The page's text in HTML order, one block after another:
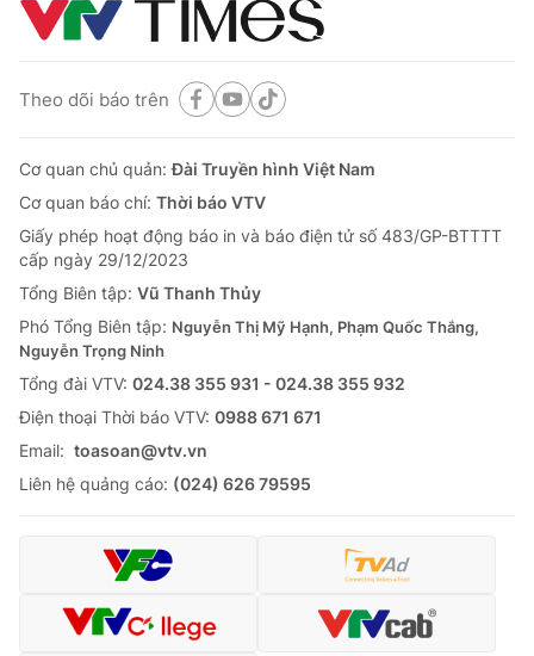
Theo dõi báo trên
Cơ quan chủ quản:Đài Truyền hình Việt Nam
Cơ quan báo chí: Thời báo VTV
Giấy phép hoạt động báo in và báo điện tử số 483/GP-BTTTT
cấp ngày 29/12/2023
Tổng Biên tập: Vũ Thanh Thủy
Phó Tổng Biên tập: Nguyễn Thị Mỹ Hạnh, Phạm Quốc Thắng,
Nguyễn Trọng Ninh
Tổng đài VTV: 024.38 355 931 - 024.38 355 932
Ðiện thoại Thời báo VTV: 0988 671 671
Email: toasoan@vtv.vn
Liên hệ quảng cáo: (024) 626 79595